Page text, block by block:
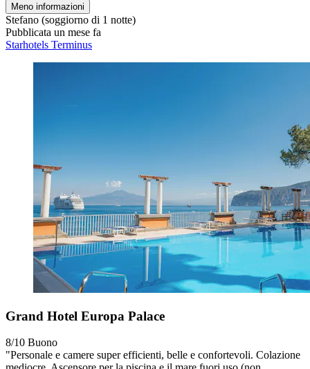
Meno informazioni
Stefano (soggiorno di 1 notte)
Pubblicata un mese fa
Starhotels Terminus
Grand Hotel Europa Palace
8/10 Buono
"Personale e camere super efficienti, belle e confortevoli. Colazione